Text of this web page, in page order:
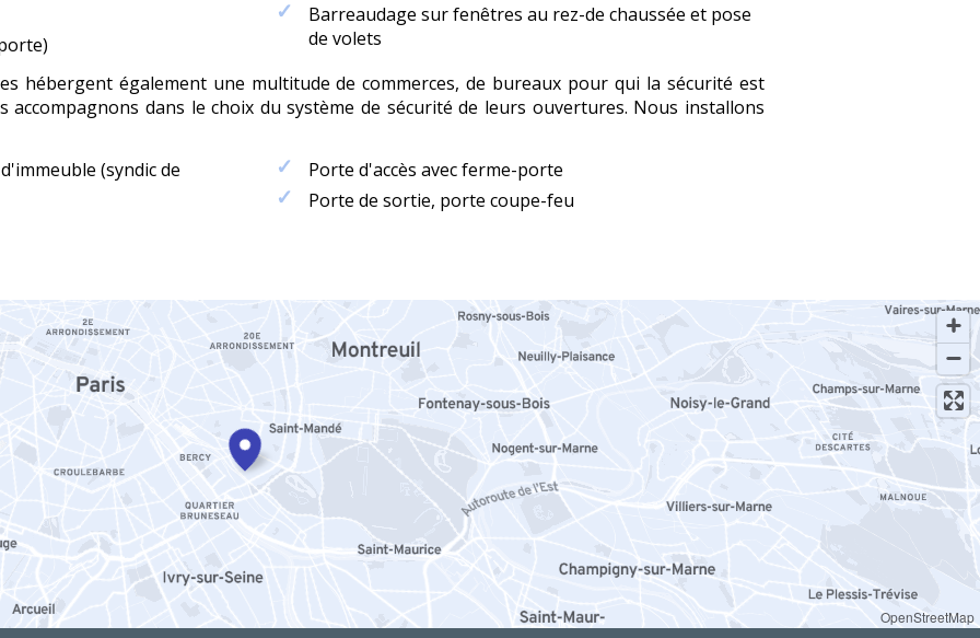
Barreaudage sur fenêtres au rez-de chaussée et pose
de volets
hébergent également une multitude de commerces, de bureaux pour qui la sécurité est
dans le choix du système de sécurité de leurs ouvertures. Nous installons
(syndic de
Porte d'accès avec ferme-porte
Porte de sortie, porte coupe-feu
OpenStreetMap